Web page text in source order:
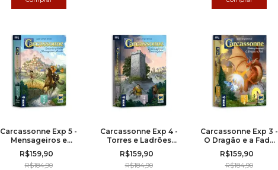
Carcassonne Exp 5 -
Mensageiros e
Alcaides Nova
Edição
R$159,90
R$184,90
Carcassonne Exp 4 -
Torres e Ladrões
Nova Edição
R$159,90
R$184,90
Carcassonne Exp 3 -
O Dragão e a Fada
Nova Edição
R$159,90
R$184,90